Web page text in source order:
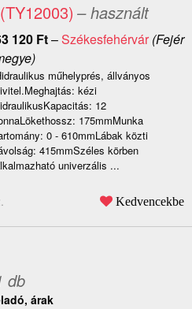
– használt
120 Ft–Székesfehérvár(Fejér
műhelyprés, állványos
kézi
12
175mmMunka
0 - 610mmLábak közti
415mmSzéles körben
univerzális ...
Kedvencekbe
db
árak